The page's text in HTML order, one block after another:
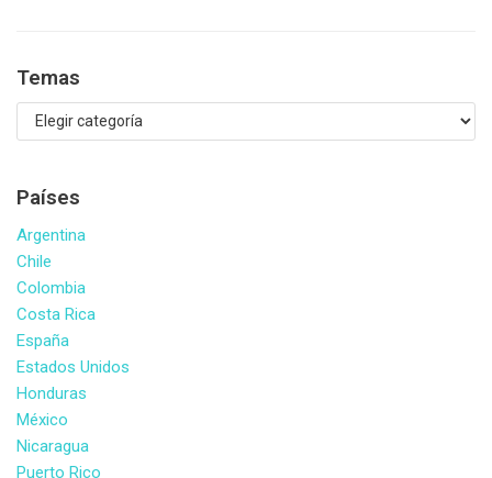
Temas
Países
Argentina
Chile
Colombia
Costa Rica
España
Estados Unidos
Honduras
México
Nicaragua
Puerto Rico